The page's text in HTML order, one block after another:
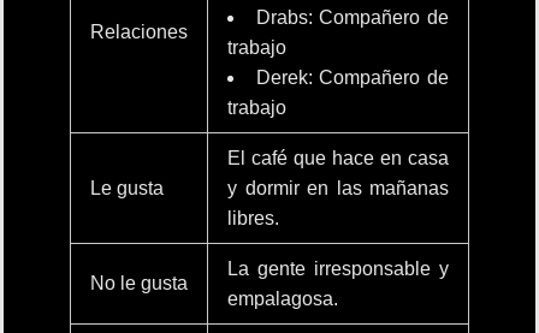
Relaciones
Drabs: Compañero de
trabajo
Derek: Compañero de
trabajo
Le gusta
El café que hace en casa
y dormir en las mañanas
libres.
No le gusta
La gente irresponsable y
empalagosa.